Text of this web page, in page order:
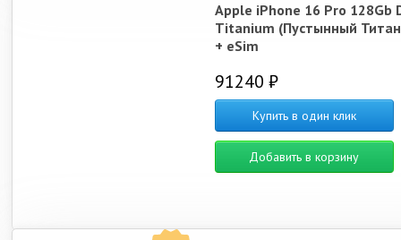
Apple iPhone 16 Pro 128Gb
Titanium (Пустынный
+ eSim
91240 ₽
Купить в один клик
Добавить в корзину